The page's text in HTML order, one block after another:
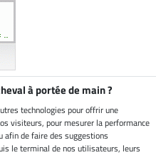
à portée de main ?
technologies pour offrir une
visiteurs, pour mesurer la performance
afin de faire des suggestions
le terminal de nos utilisateurs, leurs